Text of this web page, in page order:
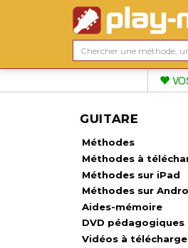
GUITARE
Méthodes
Méthodes à
Méthodes sur iPad
Méthodes sur
Aides-mémoire
DVD pédagogiques
Vidéos à